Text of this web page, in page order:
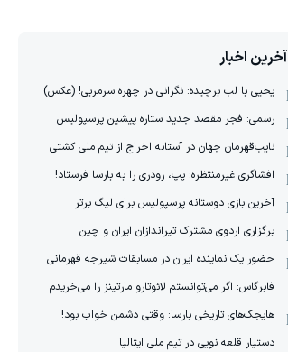
آخرین اخبار
یحیی با لب برچیده: نگرانی در چهره سرمربی! (عکس)
رسمی: فجر مقصد جدید ستاره پیشین پرسپولیس
نایب‌قهرمان جهان در آستانه اخراج از تیم ملی کشتی
افشاگری غیرمنتظره: پپ، رودری را به بارسا فرستاد!
آخرین بازی دوستانه پرسپولیس برای لیگ برتر
برگزاری اردوی مشترک تیراندازان ایران و چین
حضور یک نماینده ایران در مسابقات شیرجه قهرمانی
فابرگاس: اگر می‌توانستم لائوتارو مارتینز را می‌خریدم
هایجک‌های تاریخی بارسا: وقتی دشمن خواب بود!
دستیار قلعه نویی در تیم ملی ایتالیا